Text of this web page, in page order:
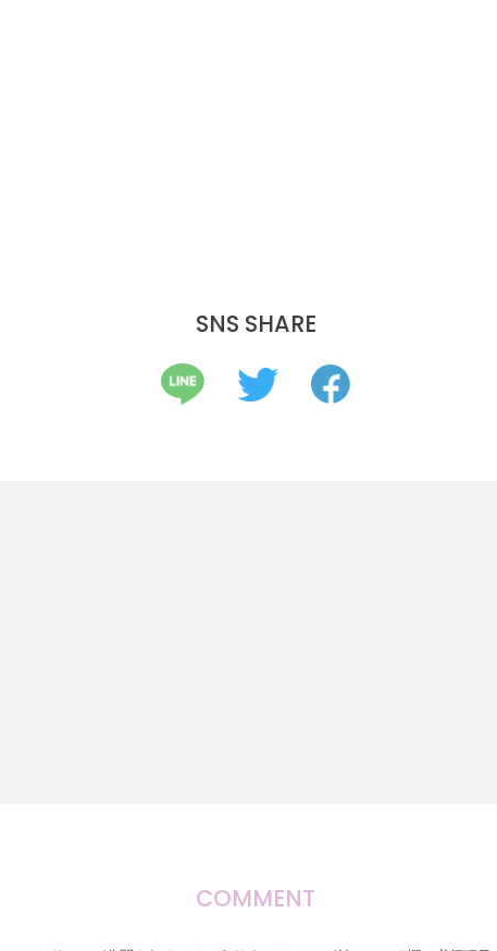
SNS SHARE
COMMENT